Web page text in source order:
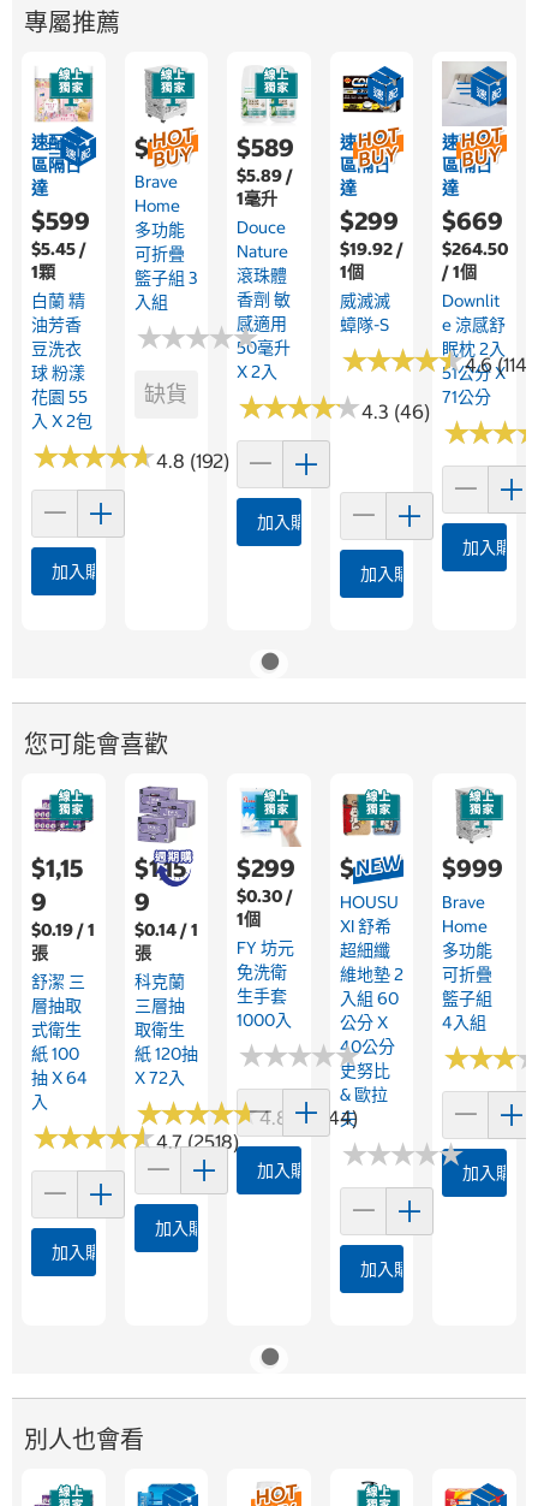
專屬推薦
速配限
區隔日
達
$599
$5.45 /
1顆
白蘭 精
油芳香
豆洗衣
球 粉漾
花園 55
入 X 2包
★★★★★
★★★★★4.8 (192)
加入購物車
$799
Brave
Home
多功能
可折疊
籃子組 3
入組
★★★★★
★★★★★
缺貨
$589
$5.89 /
1毫升
Douce
Nature
滾珠體
香劑 敏
感適用
50毫升
X 2入
★★★★★
★★★★★4.3 (46)
加入購物車
速配限
區隔日
達
$299
$19.92 /
1個
威滅滅
蟑隊-S
★★★★★
★★★★★4.6 (114)
加入購物車
速配限
區隔日
達
$669
$264.50
/ 1個
Downlit
E 涼感舒
眠枕 2入
51公分 X
71公分
★★★
★★★
加入購物
您可能會喜歡
$1,15
9
$0.19 / 1
張
舒潔 三
層抽取
式衛生
紙 100
抽 X 64
入
★★★★★
★★★★★4.7 (2518)
加入購物車
$1,15
9
$0.14 / 1
張
科克蘭
三層抽
取衛生
紙 120抽
X 72入
★★★★★
★★★★★4.8 (15844)
加入購物車
$299
$0.30 /
1個
FY 坊元
免洗衛
生手套
1000入
★★★★★
★★★★★
加入購物車
$689
HOUSU
XI 舒希
超細纖
維地墊 2
入組 60
公分 X
40公分
史努比
& 歐拉
夫
★★★★★
★★★★★
加入購物車
$999
Brave
Home
多功能
可折疊
籃子組
4入組
★★★
★★★
加入購物
別人也會看